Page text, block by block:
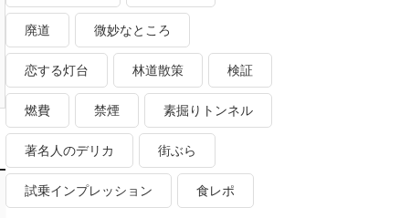
廃道 微妙なところ
恋する灯台 林道散策 検証
燃費 禁煙 素掘りトンネル
著名人のデリカ 街ぶら
試乗インプレッション 食レポ